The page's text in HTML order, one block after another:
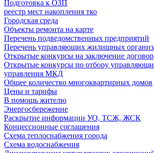
Подготовка к ОЗП
реестр мест накопления тко
Городская среда
Объекты ремонта на карте
Перечень подведомственных предприятий
Перечень управляющих жилищных
Открытые конкурсы на заключение
Открытые конкурсы по отбору
управления МКД
Общее количество многоквартирных домов
Цены и тарифы
В помощь жителю
Энергосбережение
Раскрытие информации УО, ТСЖ, ЖСК
Концессионные соглашения
Схема теплоснабжения города
Схема водоснабжения